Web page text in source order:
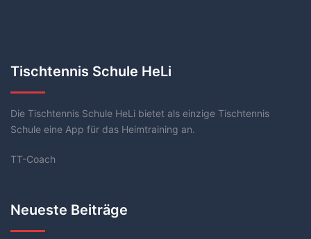
Tischtennis Schule HeLi
Die Tischtennis Schule HeLi bietet als einzige Tischtennis
Schule eine App für das Heimtraining an.
TT-Coach
Neueste Beiträge